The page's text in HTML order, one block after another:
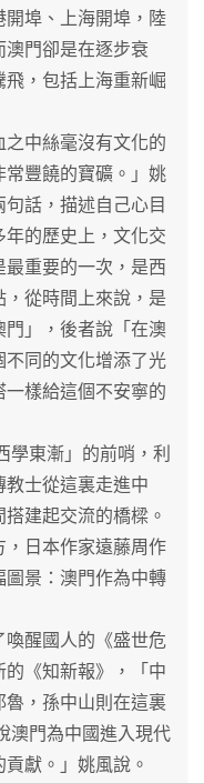
埠、上海開埠，陸
澳門卻是在逐步衰
，包括上海重新崛
中絲毫沒有文化的
豐饒的寶礦。」姚
話，描述自己心目
的歷史上，文化交
重要的一次，是西
從時間上來說，是
」，後者說「在澳
不同的文化增添了光
樣給這個不安寧的
東漸」的前哨，利
士從這裏走進中
建起交流的橋樑。
日本作家遠藤周作
景：澳門作為中轉
醒國人的《盛世危
《知新報》，「中
魯，孫中山則在這裏
澳門為中國進入現代
獻。」姚風說。